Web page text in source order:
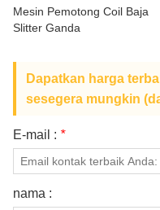
Mesin Pemotong Coil Baja
Slitter Ganda
Dapatkan harga
sesegera mungkin
E-mail : *
nama :